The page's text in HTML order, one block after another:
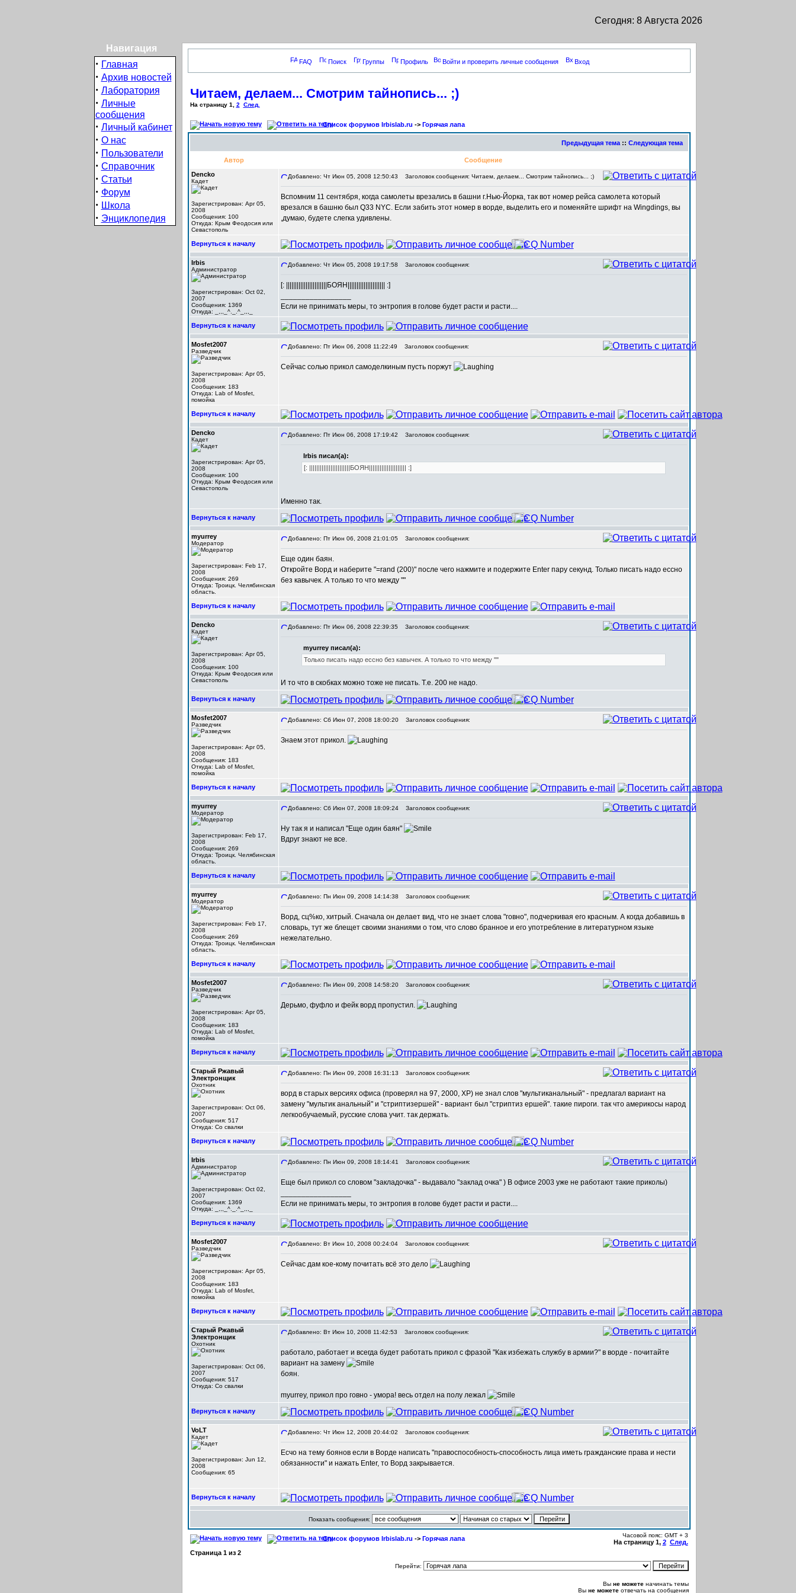
Сегодня: 8 Августа 2026
Навигация
· Главная
· Архив новостей
· Лаборатория
· Личные
сообщения
· Личный кабинет
· О нас
· Пользователи
· Справочник
· Статьи
· Форум
· Школа
· Энциклопедия
FAQ Поиск Группы Профиль Войти и проверить личные сообщения Вход
Читаем, делаем... Смотрим тайнопись... ;)
На страницу 1 2 След.
Список форумов Irbislab.ru -> Горячая лапа
Предыдущая тема:: Следующая тема
Автор
Сообщение
Dencko
Кадет
Зарегистрирован: Apr 05,
2008
Сообщения: 100
Откуда: Крым Феодосия или
Севастополь
Добавлено: Чт Июн 05, 2008 12:50:43 Заголовок сообщения: Читаем, делаем... Смотрим тайнопись... ;)
Вспомним 11 сентября, когда самолеты врезались в башни г.Нью-Йорка, так вот номер рейса самолета который
врезался в башню был Q33 NYC. Если забить этот номер в ворде, выделить его и поменяйте шрифт на Wingdings, вы
,думаю, будете слегка удивлены.
Вернуться к началу
Irbis
Администратор
Зарегистрирован: Oct 02,
2007
Сообщения: 1369
Откуда: _,,,_^._.^_,,,_
Добавлено: Чт Июн 05, 2008 19:17:58 Заголовок сообщения:
[: |||||||||||||||||||||||БОЯН||||||||||||||||||||| :]
Если не принимать меры, то энтропия в голове будет расти и расти....
Вернуться к началу
Mosfet2007
Разведчик
Зарегистрирован: Apr 05,
2008
Сообщения: 183
Откуда: Lab of Mosfet,
помойка
Добавлено: Пт Июн 06, 2008 11:22:49 Заголовок сообщения:
Сейчас солью прикол самоделкиным пусть поржут
Вернуться к началу
Dencko
Кадет
Зарегистрирован: Apr 05,
2008
Сообщения: 100
Откуда: Крым Феодосия или
Севастополь
Добавлено: Пт Июн 06, 2008 17:19:42 Заголовок сообщения:
Irbis писал(а):
[: |||||||||||||||||||||||БОЯН||||||||||||||||||||| :]
Именно так.
Вернуться к началу
myurrey
Модератор
Зарегистрирован: Feb 17,
2008
Сообщения: 269
Откуда: Троицк. Челябинская
область.
Добавлено: Пт Июн 06, 2008 21:01:05 Заголовок сообщения:
Еще один баян.
Откройте Ворд и наберите "=rand (200)" после чего нажмите и подержите Enter пару секунд. Только писать надо ессно
без кавычек. А только то что между ""
Вернуться к началу
Dencko
Кадет
Зарегистрирован: Apr 05,
2008
Сообщения: 100
Откуда: Крым Феодосия или
Севастополь
Добавлено: Пт Июн 06, 2008 22:39:35 Заголовок сообщения:
myurrey писал(а):
Только писать надо ессно без кавычек. А только то что между ""
И то что в скобках можно тоже не писать. Т.е. 200 не надо.
Вернуться к началу
Mosfet2007
Разведчик
Зарегистрирован: Apr 05,
2008
Сообщения: 183
Откуда: Lab of Mosfet,
помойка
Добавлено: Сб Июн 07, 2008 18:00:20 Заголовок сообщения:
Знаем этот прикол.
Вернуться к началу
myurrey
Модератор
Зарегистрирован: Feb 17,
2008
Сообщения: 269
Откуда: Троицк. Челябинская
область.
Добавлено: Сб Июн 07, 2008 18:09:24 Заголовок сообщения:
Ну так я и написал "Еще один баян"
Вдруг знают не все.
Вернуться к началу
myurrey
Модератор
Зарегистрирован: Feb 17,
2008
Сообщения: 269
Откуда: Троицк. Челябинская
область.
Добавлено: Пн Июн 09, 2008 14:14:38 Заголовок сообщения:
Ворд, сц%ко, хитрый. Сначала он делает вид, что не знает слова "говно", подчеркивая его красным. А когда добавишь в
словарь, тут же блещет своими знаниями о том, что слово бранное и его употребление в литературном языке
нежелательно.
Вернуться к началу
Mosfet2007
Разведчик
Зарегистрирован: Apr 05,
2008
Сообщения: 183
Откуда: Lab of Mosfet,
помойка
Добавлено: Пн Июн 09, 2008 14:58:20 Заголовок сообщения:
Дерьмо, фуфло и фейк ворд пропустил.
Вернуться к началу
Старый Ржавый
Электронщик
Охотник
Зарегистрирован: Oct 06,
2007
Сообщения: 517
Откуда: Со свалки
Добавлено: Пн Июн 09, 2008 16:31:13 Заголовок сообщения:
ворд в старых версиях офиса (проверял на 97, 2000, ХР) не знал слов "мультиканальный" - предлагал вариант на
замену "мультик анальный" и "стриптизершей" - вариант был "стриптиз ершей". такие пироги. так что америкосы народ
легкообучаемый, русские слова учит. так держать.
Вернуться к началу
Irbis
Администратор
Зарегистрирован: Oct 02,
2007
Сообщения: 1369
Откуда: _,,,_^._.^_,,,_
Добавлено: Пн Июн 09, 2008 18:14:41 Заголовок сообщения:
Еще был прикол со словом "закладочка" - выдавало "заклад очка" ) В офисе 2003 уже не работают такие приколы)
Если не принимать меры, то энтропия в голове будет расти и расти....
Вернуться к началу
Mosfet2007
Разведчик
Зарегистрирован: Apr 05,
2008
Сообщения: 183
Откуда: Lab of Mosfet,
помойка
Добавлено: Вт Июн 10, 2008 00:24:04 Заголовок сообщения:
Сейчас дам кое-кому почитать всё это дело
Вернуться к началу
Старый Ржавый
Электронщик
Охотник
Зарегистрирован: Oct 06,
2007
Сообщения: 517
Откуда: Со свалки
Добавлено: Вт Июн 10, 2008 11:42:53 Заголовок сообщения:
работало, работает и всегда будет работать прикол с фразой "Как избежать службу в армии?" в ворде - почитайте
вариант на замену
боян.
myurrey, прикол про говно - умора! весь отдел на полу лежал
Вернуться к началу
VoLT
Кадет
Зарегистрирован: Jun 12,
2008
Сообщения: 65
Добавлено: Чт Июн 12, 2008 20:44:02 Заголовок сообщения:
Есчо на тему боянов если в Ворде написать "правоспособность-способность лица иметь гражданские права и нести
обязанности" и нажать Enter, то Ворд закрывается.
Вернуться к началу
Показать сообщения:
Список форумов Irbislab.ru -> Горячая лапа Часовой пояс: GMT + 3
На страницу 1, 2 След.
Страница 1из 2
Перейти:
Вы не можетеначинать темы
Вы не можетеотвечать на сообщения